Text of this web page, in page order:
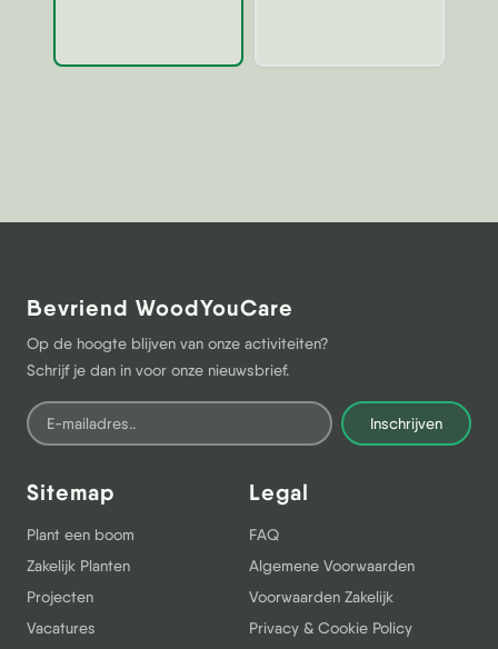
Bevriend WoodYouCare
Op de hoogte blijven van onze activiteiten?
Schrijf je dan in voor onze nieuwsbrief.
Inschrijven
Sitemap
Plant een boom
Zakelijk Planten
Projecten
Vacatures
Legal
FAQ
Algemene Voorwaarden
Voorwaarden Zakelijk
Privacy & Cookie Policy